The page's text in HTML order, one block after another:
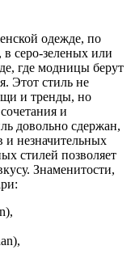
одежде, по
серо-зеленых или
где модницы берут
Этот стиль не
и тренды, но
и
довольно сдержан,
и незначительных
стилей позволяет
Знаменитости,